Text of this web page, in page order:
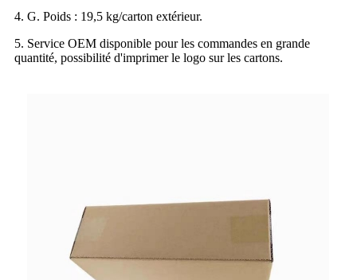
4. G. Poids : 19,5 kg/carton extérieur.
5. Service OEM disponible pour les commandes en grande
quantité, possibilité d'imprimer le logo sur les cartons.